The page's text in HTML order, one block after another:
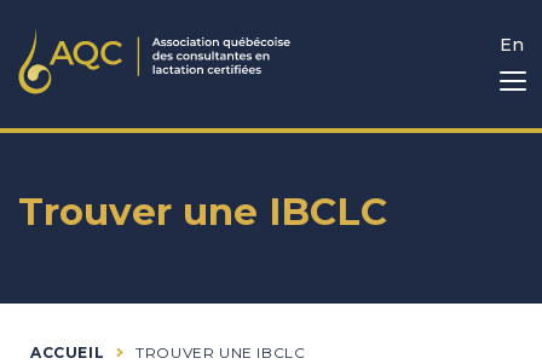
En
Trouver une IBCLC
ACCUEIL TROUVER UNE IBCLC